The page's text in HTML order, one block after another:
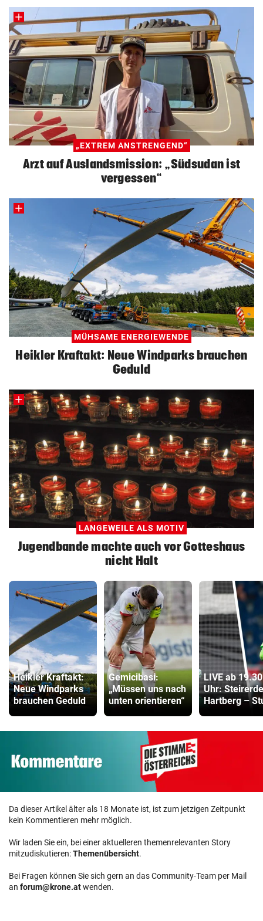
„EXTREM ANSTRENGEND“
Arzt auf Auslandsmission: „Südsudan ist
vergessen“
MÜHSAME ENERGIEWENDE
Heikler Kraftakt: Neue Windparks brauchen
Geduld
LANGEWEILE ALS MOTIV
Jugendbande machte auch vor Gotteshaus
nicht Halt
Heikler Kraftakt:
Neue Windparks
brauchen Geduld
Gemicibasi:
„Müssen uns nach
unten orientieren“
LIVE ab 19.30
Uhr:
Hartberg –
Da dieser Artikel älter als 18 Monate ist, ist zum jetzigen Zeitpunkt
kein Kommentieren mehr möglich.
Wir laden Sie ein, bei einer aktuelleren themenrelevanten Story
mitzudiskutieren:Themenübersicht.
Bei Fragen können Sie sich gern an das Community-Team per Mail
an forum@krone.atwenden.